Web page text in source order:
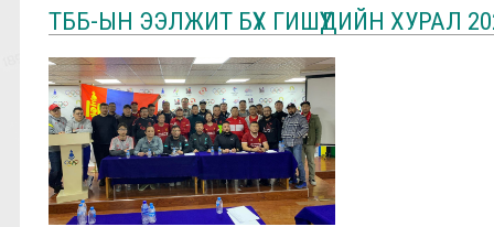
ТББ-ЫН ЭЭЛЖИТ БҮХ ГИШҮҮДИЙН ХУРАЛ